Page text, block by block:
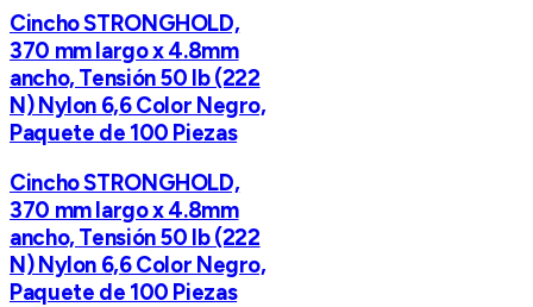
Cincho STRONGHOLD,
370 mm largo x 4.8mm
ancho, Tensión 50 lb (222
N) Nylon 6,6 Color Negro,
Paquete de 100 Piezas
Cincho STRONGHOLD,
370 mm largo x 4.8mm
ancho, Tensión 50 lb (222
N) Nylon 6,6 Color Negro,
Paquete de 100 Piezas